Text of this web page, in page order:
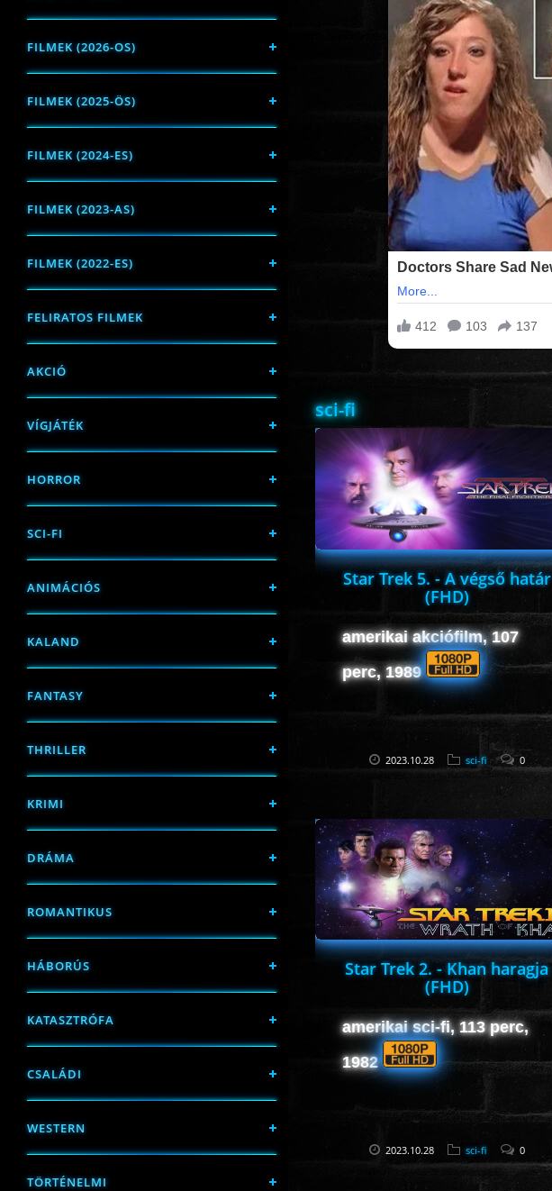
FILMEK (2026-OS)
FILMEK (2025-ÖS)
FILMEK (2024-ES)
FILMEK (2023-AS)
FILMEK (2022-ES)
FELIRATOS FILMEK
AKCIÓ
VÍGJÁTÉK
HORROR
SCI-FI
ANIMÁCIÓS
KALAND
FANTASY
THRILLER
KRIMI
DRÁMA
ROMANTIKUS
HÁBORÚS
KATASZTRÓFA
CSALÁDI
WESTERN
TÖRTÉNELMI
sci-fi
Star Trek 5. - A végső határ
(FHD)
amerikai akciófilm, 107
perc, 1989
2023.10.28 sci-fi 0
Star Trek 2. - Khan haragja
(FHD)
amerikai sci-fi, 113 perc,
1982
2023.10.28 sci-fi 0